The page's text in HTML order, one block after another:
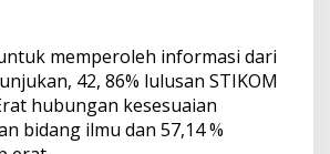
r
a
n
d
memperoleh informasi dari
42, 86% lulusan STIKOM
hubungan kesesuaian
bidang ilmu dan 57,14 %